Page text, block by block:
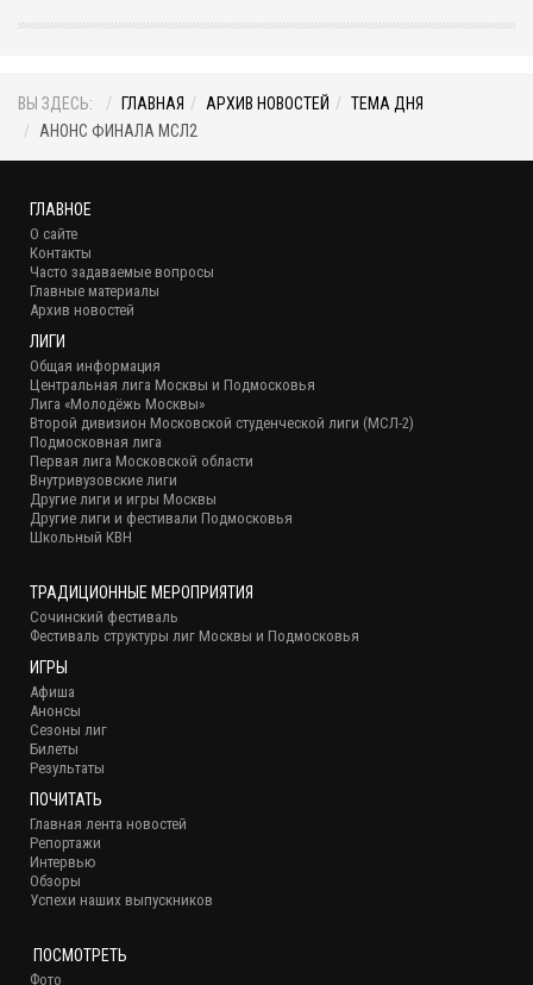
ВЫ ЗДЕСЬ: ГЛАВНАЯ АРХИВ НОВОСТЕЙ
ТЕМА ДНЯ
АНОНС ФИНАЛА МСЛ2
ГЛАВНОЕ
О сайте
Контакты
Часто задаваемые вопросы
Главные материалы
Архив новостей
ЛИГИ
Общая информация
Центральная лига Москвы и Подмосковья
Лига «Молодёжь Москвы»
Второй дивизион Московской студенческой лиги (МСЛ-2)
Подмосковная лига
Первая лига Московской области
Внутривузовские лиги
Другие лиги и игры Москвы
Другие лиги и фестивали Подмосковья
Школьный КВН
ТРАДИЦИОННЫЕ МЕРОПРИЯТИЯ
Сочинский фестиваль
Фестиваль структуры лиг Москвы и Подмосковья
ИГРЫ
Афиша
Анонсы
Сезоны лиг
Билеты
Результаты
ПОЧИТАТЬ
Главная лента новостей
Репортажи
Интервью
Обзоры
Успехи наших выпускников
ПОСМОТРЕТЬ
Фото